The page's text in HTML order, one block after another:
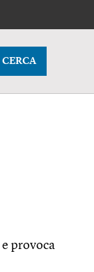
CERCA
provoca